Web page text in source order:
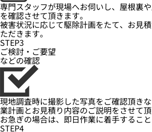
専門スタッフが現場へお伺いし、屋根裏
を確認させて頂きます。
被害状況に応じて駆除計画をたて、お見
ただきます。
STEP3
ご検討・ご要望
などの確認
現地調査時に撮影した写真をご確認頂き
業計画とお見積り内容のご説明をさせて頂
お急ぎの場合は、即日作業に着手すること
STEP4